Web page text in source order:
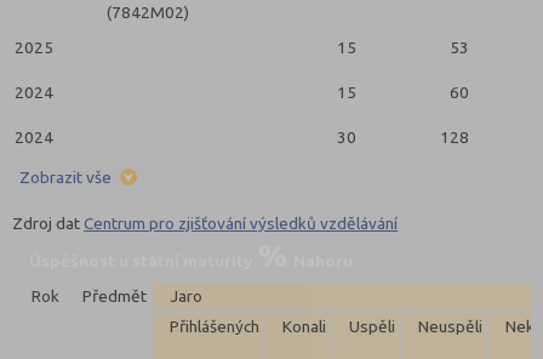
(7842M02)
2025 15 53
2024 15 60
2024 30 128
Zobrazit vše
Zdroj datCentrum pro zjišťování výsledků vzdělávání
Rok
Předmět
Jaro
Přihlášených
Konali Uspěli Neuspěli